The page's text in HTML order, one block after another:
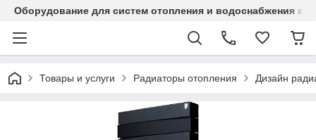
Оборудование для систем отопления и водоснабжения в
Товары и услуги Радиаторы отопления Дизайн